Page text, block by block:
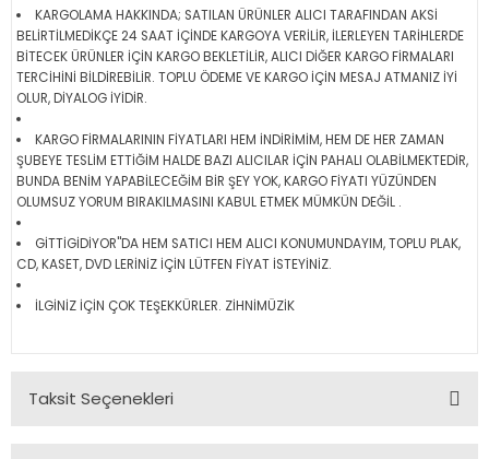
KARGOLAMA HAKKINDA; SATILAN ÜRÜNLER ALICI TARAFINDAN AKSİ
BELİRTİLMEDİKÇE 24 SAAT İÇİNDE KARGOYA VERİLİR, İLERLEYEN TARİHLERDE
BİTECEK ÜRÜNLER İÇİN KARGO BEKLETİLİR, ALICI DİĞER KARGO FİRMALARI
TERCİHİNİ BİLDİREBİLİR. TOPLU ÖDEME VE KARGO İÇİN MESAJ ATMANIZ İYİ
OLUR, DİYALOG İYİDİR.
KARGO FİRMALARININ FİYATLARI HEM İNDİRİMİM, HEM DE HER ZAMAN
ŞUBEYE TESLİM ETTİĞİM HALDE BAZI ALICILAR İÇİN PAHALI OLABİLMEKTEDİR,
BUNDA BENİM YAPABİLECEĞİM BİR ŞEY YOK, KARGO FİYATI YÜZÜNDEN
OLUMSUZ YORUM BIRAKILMASINI KABUL ETMEK MÜMKÜN DEĞİL .
GİTTİGİDİYOR"DA HEM SATICI HEM ALICI KONUMUNDAYIM, TOPLU PLAK,
CD, KASET, DVD LERİNİZ İÇİN LÜTFEN FİYAT İSTEYİNİZ.
İLGİNİZ İÇİN ÇOK TEŞEKKÜRLER. ZİHNİMÜZİK
Taksit Seçenekleri